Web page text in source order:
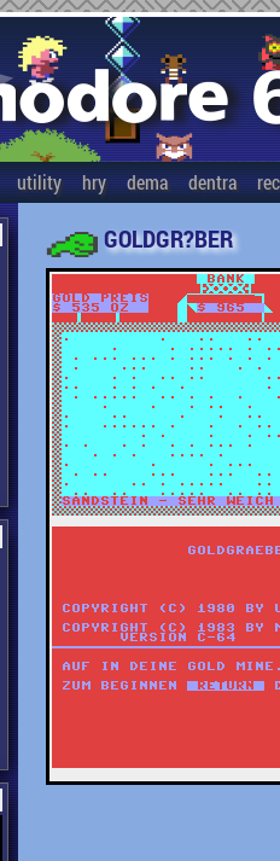
utility hry dema dentra
GOLDGR?BER